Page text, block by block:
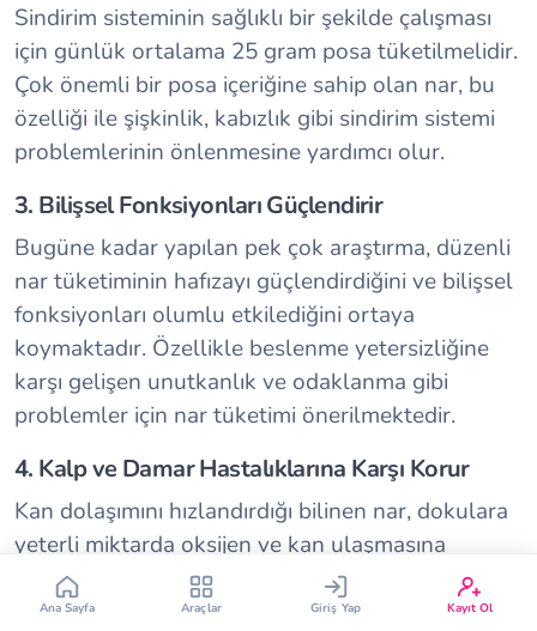
Sindirim sisteminin sağlıklı bir şekilde çalışması
için günlük ortalama 25 gram posa tüketilmelidir.
Çok önemli bir posa içeriğine sahip olan nar, bu
özelliği ile şişkinlik, kabızlık gibi sindirim sistemi
problemlerinin önlenmesine yardımcı olur.
3. Bilişsel Fonksiyonları Güçlendirir
Bugüne kadar yapılan pek çok araştırma, düzenli
nar tüketiminin hafızayı güçlendirdiğini ve bilişsel
fonksiyonları olumlu etkilediğini ortaya
koymaktadır. Özellikle beslenme yetersizliğine
karşı gelişen unutkanlık ve odaklanma gibi
problemler için nar tüketimi önerilmektedir.
4. Kalp ve Damar Hastalıklarına Karşı Korur
Kan dolaşımını hızlandırdığı bilinen nar, dokulara
yeterli miktarda oksijen ve kan ulaşmasına
yardımcı olur, kalp krizi riskini düşürür. Ayrıca
tansiyon dengeleyici özelliği nedeniyle özellikle
Bebek İsim Bulucu
Bebek Burcu Bebek Aşı Takvimi
Yumurtlama Hesaplama Gebe Sözlüğü
Ana Sayfa Araçlar Giriş Yap Kayıt Ol